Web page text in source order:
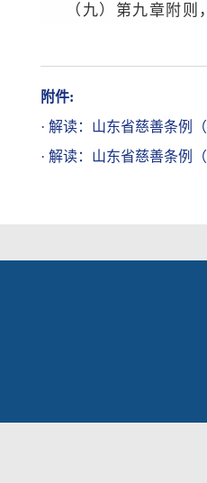
（九）第九章附
附件:
· 解读：山东省慈善条例
· 解读：山东省慈善条例